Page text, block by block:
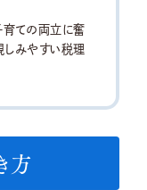
育ての両立に奮
しみやすい税理
方